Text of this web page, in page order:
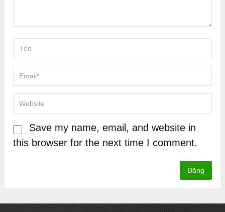
Save my name, email, and website in
this browser for the next time I comment.